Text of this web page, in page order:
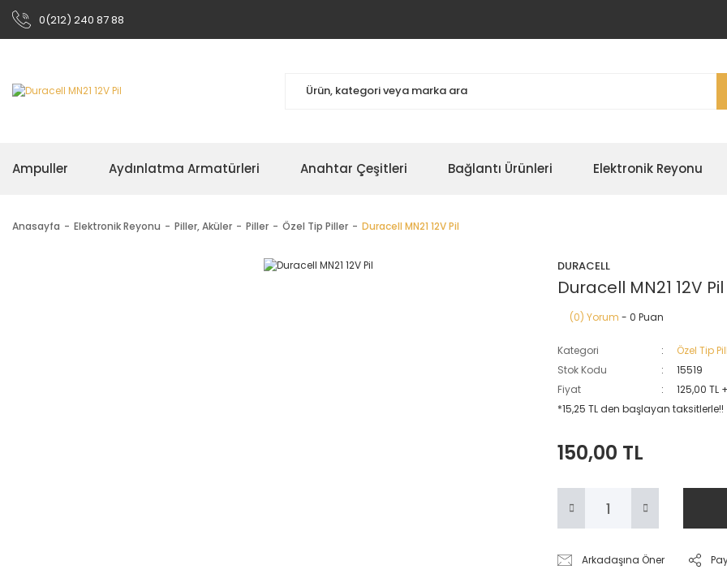
0(212) 240 87 88
Ampuller Aydınlatma Armatürleri Anahtar Çeşitleri Bağlantı Ürünleri Elektronik Reyonu
Anasayfa Elektronik Reyonu Piller, Aküler Piller Özel Tip Piller Duracell MN21 12V Pil
DURACELL
Duracell MN21 12V Pil
(0) Yorum - 0 Puan
Kategori
Özel Tip
Stok Kodu
15519
Fiyat
125,00 TL
*15,25 TL den başlayan taksitlerle!!
150,00 TL
Arkadaşına Öner